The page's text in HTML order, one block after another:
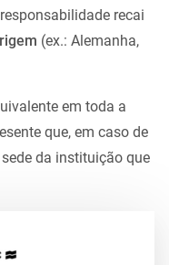
recai
(ex.: Alemanha,
em toda a
que, em caso de
da instituição que